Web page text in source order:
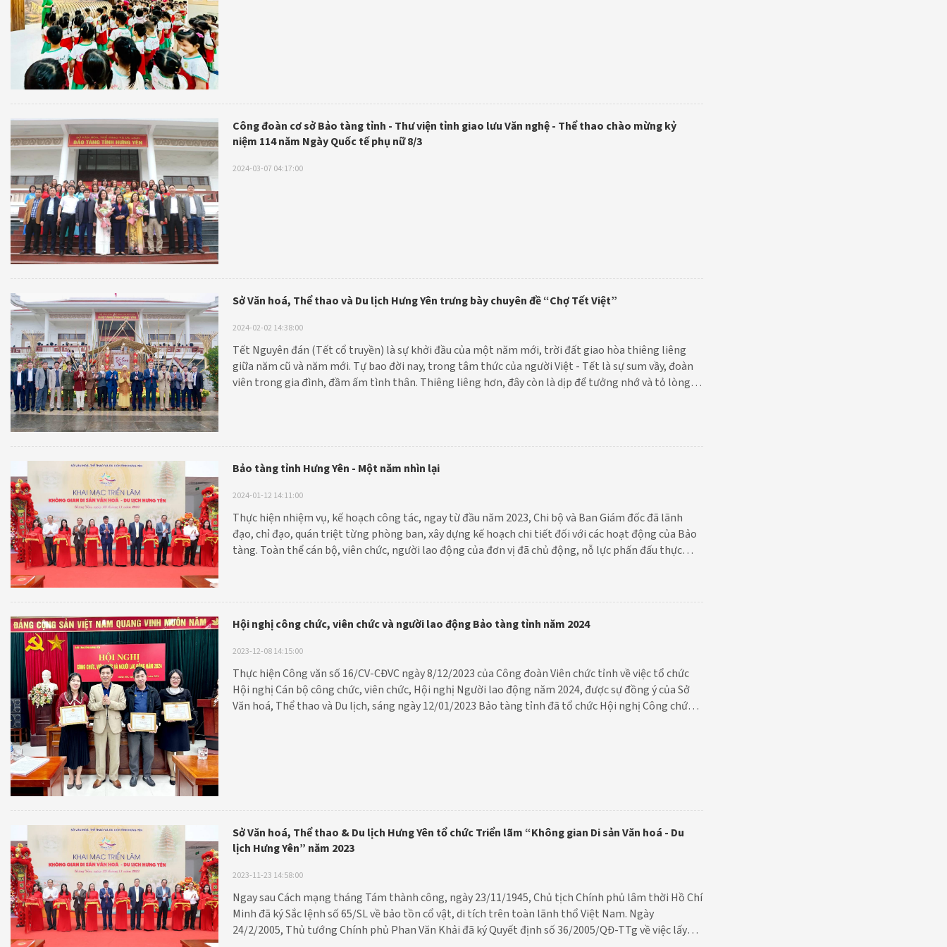
Công đoàn cơ sở Bảo tàng tỉnh - Thư viện tỉnh giao lưu Văn nghệ - Thể thao chào mừng kỷ
niệm 114 năm Ngày Quốc tế phụ nữ 8/3
2024-03-07 04:17:00
Sở Văn hoá, Thể thao và Du lịch Hưng Yên trưng bày chuyên đề “Chợ Tết Việt”
2024-02-02 14:38:00
Tết Nguyên đán (Tết cổ truyền) là sự khởi đầu của một năm mới, trời đất giao hòa thiêng liêng
giữa năm cũ và năm mới. Tự bao đời nay, trong tâm thức của người Việt - Tết là sự sum vầy, đoàn
viên trong gia đình, đầm ấm tình thân. Thiêng liêng hơn, đây còn là dịp để tưởng nhớ và tỏ lòng
Bảo tàng tỉnh Hưng Yên - Một năm nhìn lại
2024-01-12 14:11:00
Thực hiện nhiệm vụ, kế hoạch công tác, ngay từ đầu năm 2023, Chi bộ và Ban Giám đốc đã lãnh
đạo, chỉ đạo, quán triệt từng phòng ban, xây dựng kế hoạch chi tiết đối với các hoạt động của Bảo
tàng. Toàn thể cán bộ, viên chức, người lao động của đơn vị đã chủ động, nỗ lực phấn đấu thực
Hội nghị công chức, viên chức và người lao động Bảo tàng tỉnh năm 2024
2023-12-08 14:15:00
Thực hiện Công văn số 16/CV-CĐVC ngày 8/12/2023 của Công đoàn Viên chức tỉnh về việc tổ chức
Hội nghị Cán bộ công chức, viên chức, Hội nghị Người lao động năm 2024, được sự đồng ý của Sở
Văn hoá, Thể thao và Du lịch, sáng ngày 12/01/2023 Bảo tàng tỉnh đã tổ chức Hội nghị Công chức,
Sở Văn hoá, Thể thao & Du lịch Hưng Yên tổ chức Triển lãm “Không gian Di sản Văn hoá - Du
lịch Hưng Yên” năm 2023
2023-11-23 14:58:00
Ngay sau Cách mạng tháng Tám thành công, ngày 23/11/1945, Chủ tịch Chính phủ lâm thời Hồ Chí
Minh đã ký Sắc lệnh số 65/SL về bảo tồn cổ vật, di tích trên toàn lãnh thổ Việt Nam. Ngày
24/2/2005, Thủ tướng Chính phủ Phan Văn Khải đã ký Quyết định số 36/2005/QĐ-TTg về việc lấy